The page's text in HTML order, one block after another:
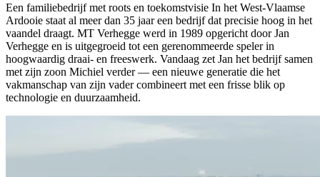
Een familiebedrijf met roots en toekomstvisie In het West-Vlaamse
Ardooie staat al meer dan 35 jaar een bedrijf dat precisie hoog in het
vaandel draagt. MT Verhegge werd in 1989 opgericht door Jan
Verhegge en is uitgegroeid tot een gerenommeerde speler in
hoogwaardig draai- en freeswerk. Vandaag zet Jan het bedrijf samen
met zijn zoon Michiel verder — een nieuwe generatie die het
vakmanschap van zijn vader combineert met een frisse blik op
technologie en duurzaamheid.